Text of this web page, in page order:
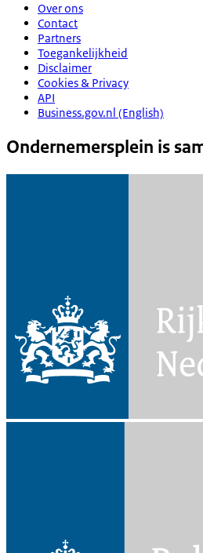
Over ons
Contact
Partners
Toegankelijkheid
Disclaimer
Cookies & Privacy
API
Business.gov.nl (English)
Ondernemersplein is